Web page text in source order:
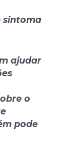
sintoma
ajudar
o
pode